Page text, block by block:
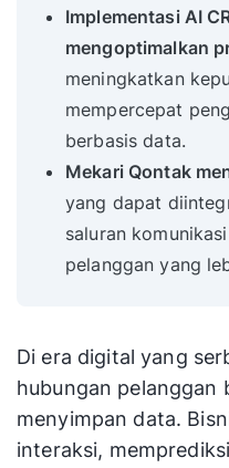
Implementasi AI
mengoptimalkan
meningkatkan
mempercepat
berbasis data.
Mekari Qontak
yang dapat
saluran
pelanggan yang
Di era digital yang
hubungan pelanggan
menyimpan data.
interaksi,